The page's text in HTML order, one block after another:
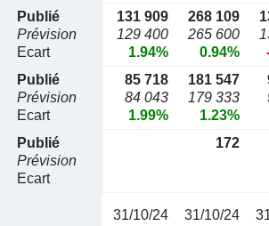
Publié
Prévision
Ecart
131 909
129 400
1.94%
268 109
265 600
0.94%
Publié
Prévision
Ecart
85 718
84 043
1.99%
181 547
179 333
1.23%
Publié
Prévision
Ecart
172
31/10/24 31/10/24